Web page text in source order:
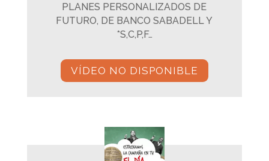
PLANES PERSONALIZADOS DE
FUTURO, DE BANCO SABADELL Y
*S,C,P,F…
VÍDEO NO DISPONIBLE